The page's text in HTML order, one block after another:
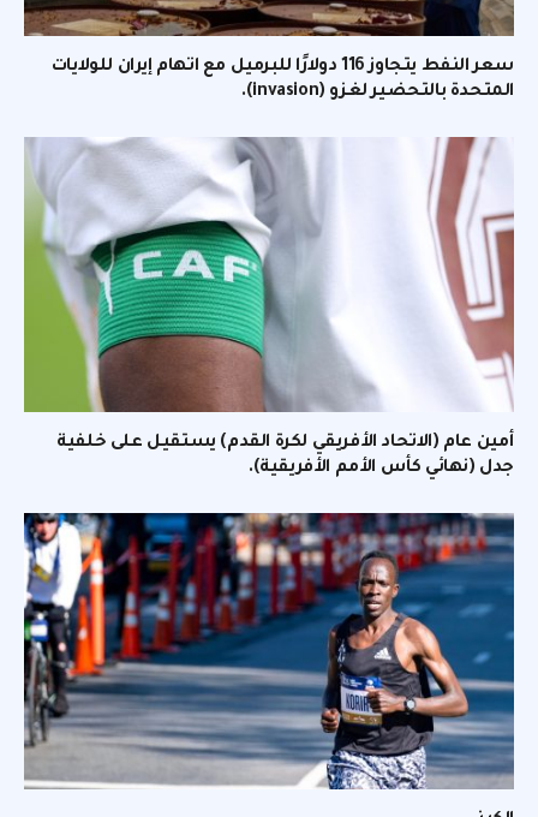
سعر النفط يتجاوز 116 دولارًا للبرميل مع اتهام إيران للولايات
المتحدة بالتحضير لغزو (invasion).
أمين عام (الاتحاد الأفريقي لكرة القدم) يستقيل على خلفية
جدل (نهائي كأس الأمم الأفريقية).